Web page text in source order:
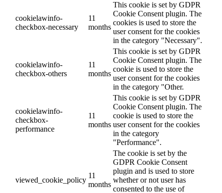
cookielawinfo-
checkbox-necessary
11
months
This cookie is set by GDPR
Cookie Consent plugin. The
cookies is used to store the
user consent for the cookies
in the category "Necessary".
cookielawinfo-
checkbox-others
11
months
This cookie is set by GDPR
Cookie Consent plugin. The
cookie is used to store the
user consent for the cookies
in the category "Other.
cookielawinfo-
checkbox-
performance
11
months
This cookie is set by GDPR
Cookie Consent plugin. The
cookie is used to store the
user consent for the cookies
in the category
"Performance".
viewed_cookie_policy
11
months
The cookie is set by the
GDPR Cookie Consent
plugin and is used to store
whether or not user has
consented to the use of